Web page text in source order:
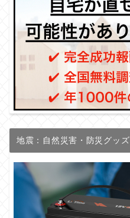
地震：自然災害・防災グッズ